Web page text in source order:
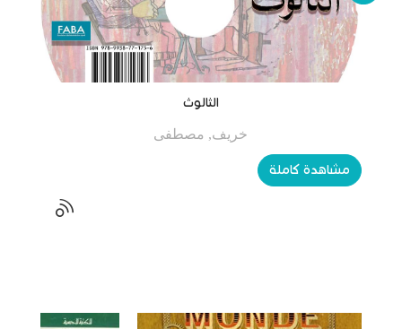
الثالوث
خريف, مصطفى
مشاهدة كاملة